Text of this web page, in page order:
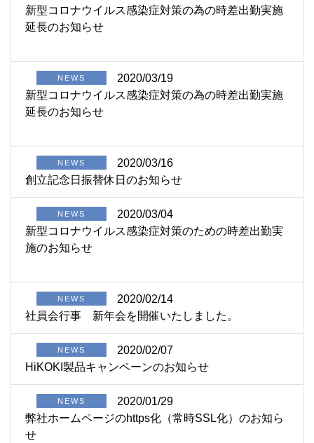
新型コロナウイルス感染症対策の為の時差出勤実施
延長のお知らせ
NEWS
2020/03/19
新型コロナウイルス感染症対策の為の時差出勤実施
延長のお知らせ
NEWS
2020/03/16
創立記念日振替休日のお知らせ
NEWS
2020/03/04
新型コロナウイルス感染症対策のための時差出勤実
施のお知らせ
NEWS
2020/02/14
社員会行事 新年会を開催いたしました。
NEWS
2020/02/07
HiKOKI製品キャンペーンのお知らせ
NEWS
2020/01/29
弊社ホームページのhttps化（常時SSL化）のお知ら
せ